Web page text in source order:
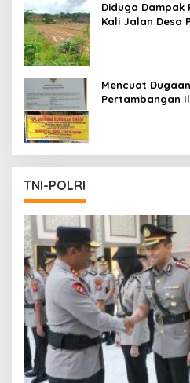
Diduga
Kali Jalan Desa
Mencuat
Pertambangan
TNI-POLRI